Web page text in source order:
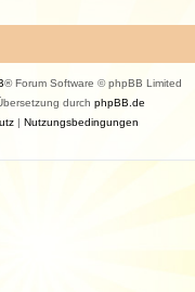
® Forum Software © phpBB Limited
durch phpBB.de
| Nutzungsbedingungen